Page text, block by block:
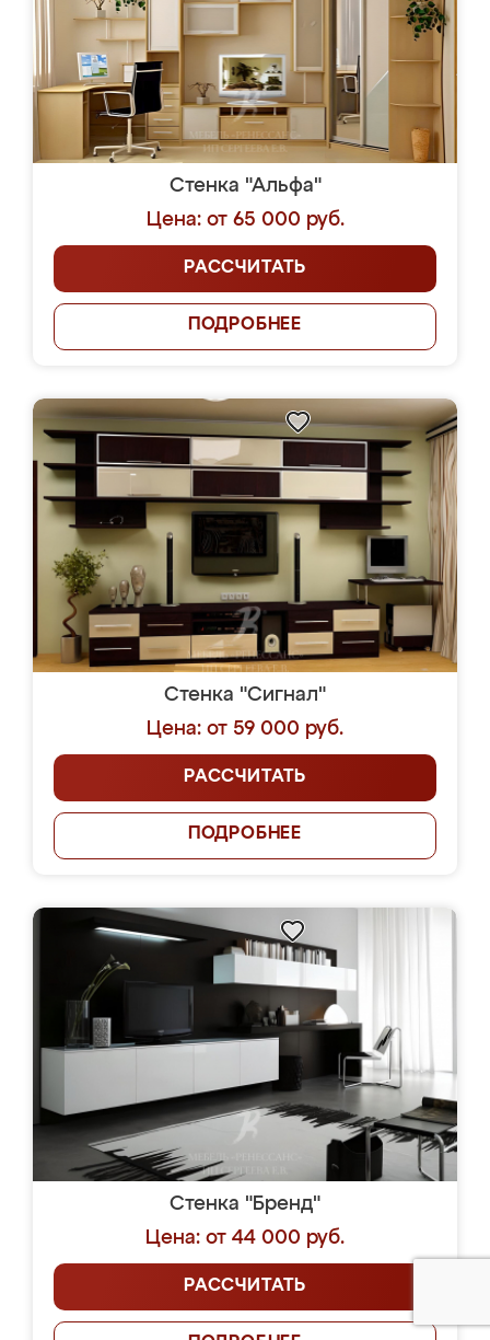
Стенка "Альфа"
Цена: от 65 000 руб.
РАССЧИТАТЬ
ПОДРОБНЕЕ
Стенка "Сигнал"
Цена: от 59 000 руб.
РАССЧИТАТЬ
ПОДРОБНЕЕ
Стенка "Бренд"
Цена: от 44 000 руб.
РАССЧИТАТЬ